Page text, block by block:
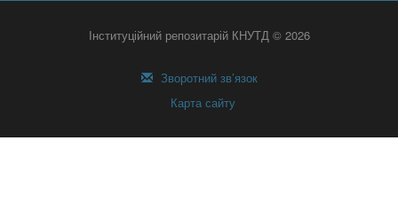
Інституційний репозитарій КНУТД © 2026
Зворотний зв’язок
Карта сайту